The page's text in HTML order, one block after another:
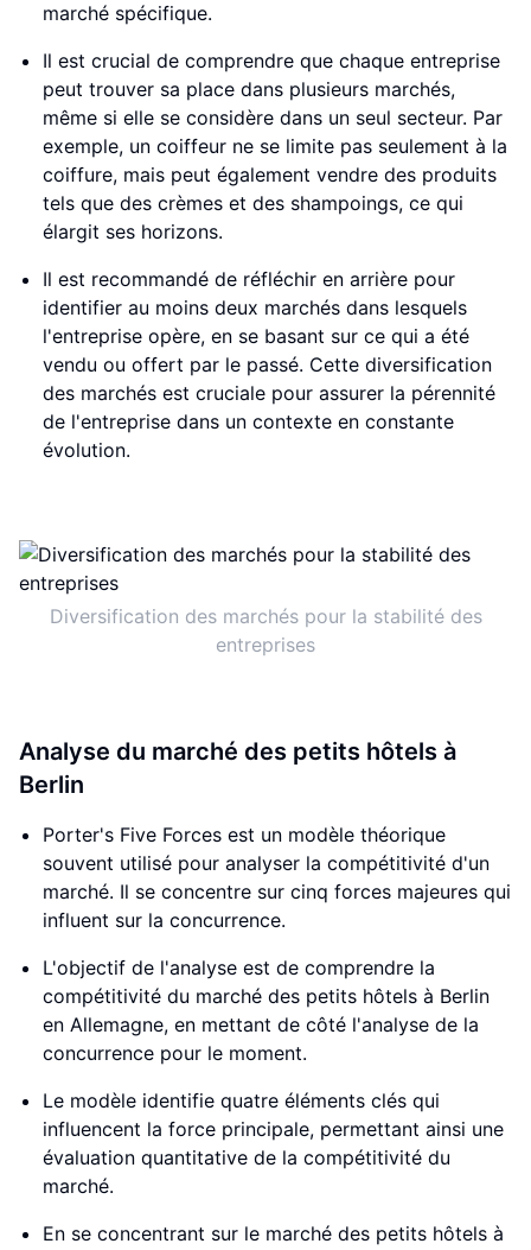
marché spécifique.
Il est crucial de comprendre que chaque entreprise
peut trouver sa place dans plusieurs marchés,
même si elle se considère dans un seul secteur. Par
exemple, un coiffeur ne se limite pas seulement à la
coiffure, mais peut également vendre des produits
tels que des crèmes et des shampoings, ce qui
élargit ses horizons.
Il est recommandé de réfléchir en arrière pour
identifier au moins deux marchés dans lesquels
l'entreprise opère, en se basant sur ce qui a été
vendu ou offert par le passé. Cette diversification
des marchés est cruciale pour assurer la pérennité
de l'entreprise dans un contexte en constante
évolution.
Diversification des marchés pour la stabilité des
entreprises
Analyse du marché des petits hôtels à
Berlin
Porter's Five Forces est un modèle théorique
souvent utilisé pour analyser la compétitivité d'un
marché. Il se concentre sur cinq forces majeures qui
influent sur la concurrence.
L'objectif de l'analyse est de comprendre la
compétitivité du marché des petits hôtels à Berlin
en Allemagne, en mettant de côté l'analyse de la
concurrence pour le moment.
Le modèle identifie quatre éléments clés qui
influencent la force principale, permettant ainsi une
évaluation quantitative de la compétitivité du
marché.
En se concentrant sur le marché des petits hôtels à